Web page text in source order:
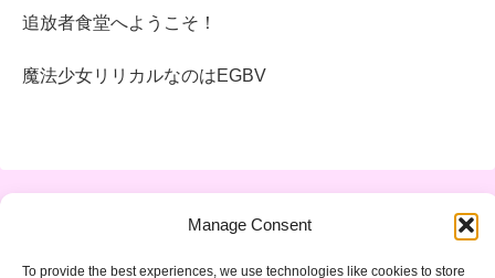
Manage Consent
To provide the best experiences, we use technologies like cookies to store
追放者食堂へようこそ！
魔法少女リリカルなのはEGBV